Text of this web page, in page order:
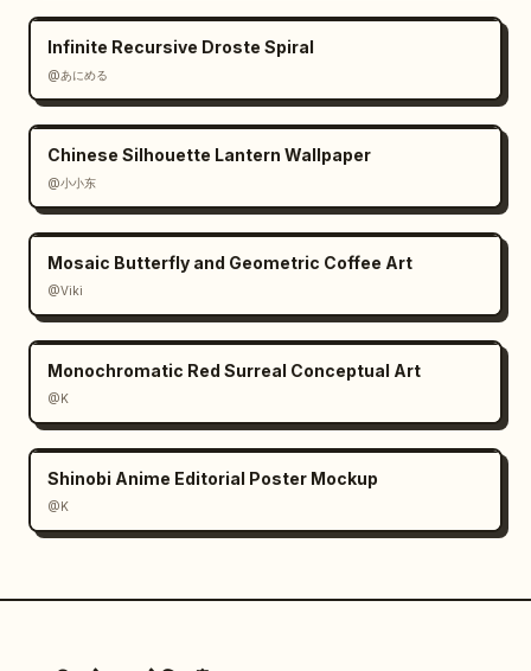
Infinite Recursive Droste Spiral
@あにめる
Chinese Silhouette Lantern Wallpaper
@小小东
Mosaic Butterfly and Geometric Coffee Art
@Viki
Monochromatic Red Surreal Conceptual Art
@K
Shinobi Anime Editorial Poster Mockup
@K